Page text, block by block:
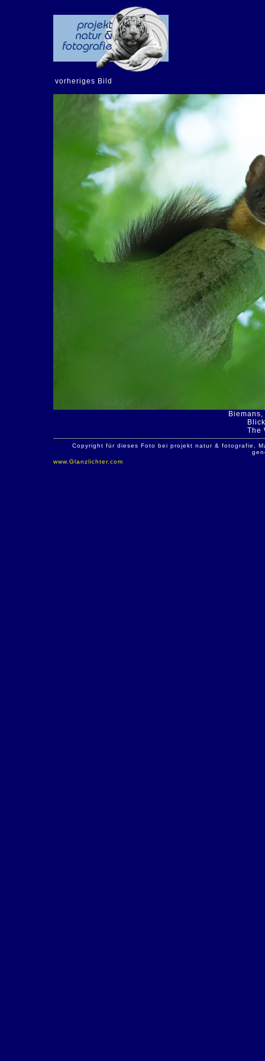
vorheriges Bild
The
Copyright für dieses Foto bei projekt natur & fotografie,
www.Glanzlichter.com